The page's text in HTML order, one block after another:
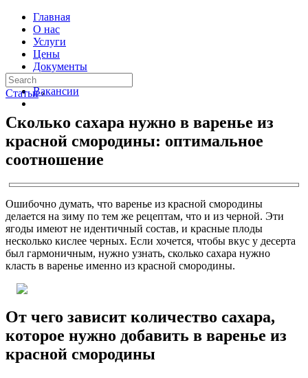
Главная
О нас
Услуги
Цены
Документы
Контакты
Вакансии
Статьи ›
Сколько сахара нужно в варенье из
красной смородины: оптимальное
соотношение
Ошибочно думать, что варенье из красной смородины
делается на зиму по тем же рецептам, что и из черной. Эти
ягоды имеют не идентичный состав, и красные плоды
несколько кислее черных. Если хочется, чтобы вкус у десерта
был гармоничным, нужно узнать, сколько сахара нужно
класть в варенье именно из красной смородины.
От чего зависит количество сахара,
которое нужно добавить в варенье из
красной смородины